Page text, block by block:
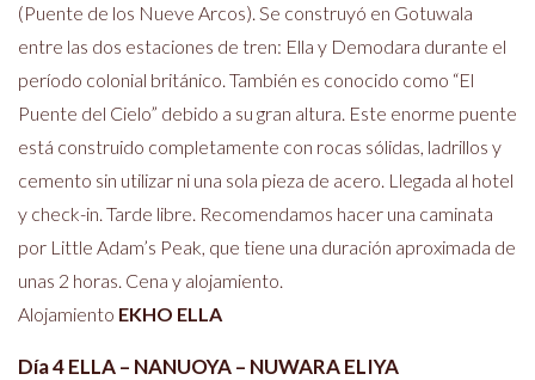
(Puente de los Nueve Arcos). Se construyó en Gotuwala
entre las dos estaciones de tren: Ella y Demodara durante el
período colonial británico. También es conocido como “El
Puente del Cielo” debido a su gran altura. Este enorme puente
está construido completamente con rocas sólidas, ladrillos y
cemento sin utilizar ni una sola pieza de acero. Llegada al hotel
y check-in. Tarde libre. Recomendamos hacer una caminata
por Little Adam’s Peak, que tiene una duración aproximada de
unas 2 horas. Cena y alojamiento.
Alojamiento EKHO ELLA
Día 4 ELLA – NANUOYA – NUWARA ELIYA